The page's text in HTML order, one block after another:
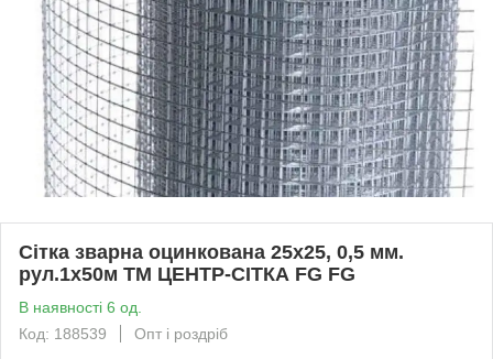
Сітка зварна оцинкована 25х25, 0,5 мм.
рул.1х50м ТМ ЦЕНТР-СІТКА FG FG
В наявності 6 од.
Код: 188539
Опт і роздріб